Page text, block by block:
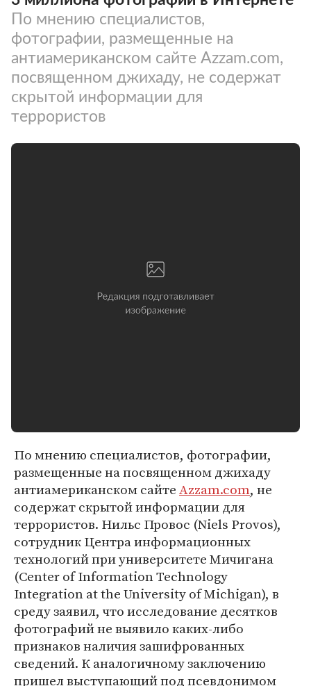
По мнению специалистов,
фотографии, размещенные на
антиамериканском сайте Azzam.com,
посвященном джихаду, не содержат
скрытой информации для
террористов
По мнению специалистов, фотографии,
размещенные на посвященном джихаду
антиамериканском сайтеAzzam.com, не
содержат скрытой информации для
террористов. Нильс Провос (Niels Provos),
сотрудник Центра информационных
технологий при университете Мичигана
(Center of Information Technology
Integration at the University of Michigan), в
среду заявил, что исследование десятков
фотографий не выявило каких-либо
признаков наличия зашифрованных
сведений. К аналогичному заключению
пришел выступающий под псевдонимом